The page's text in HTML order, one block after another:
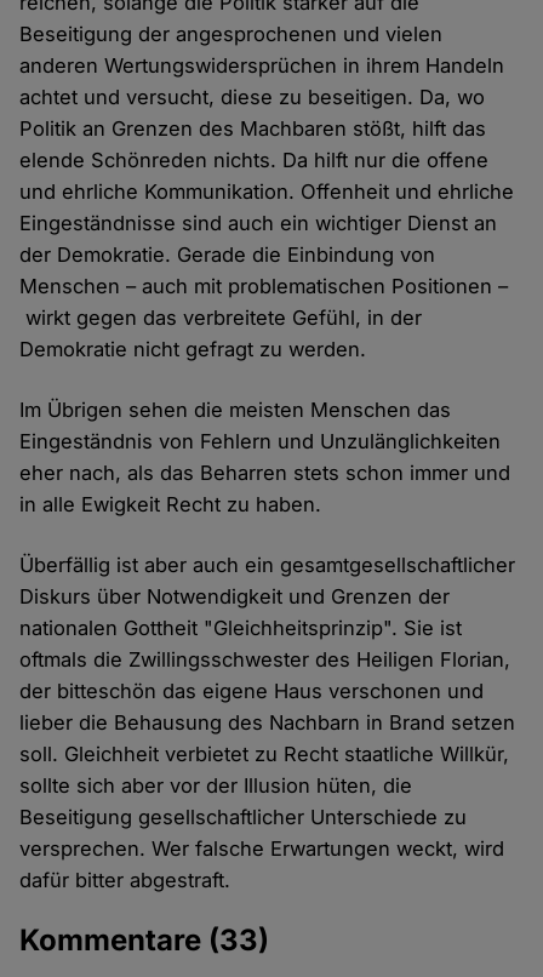
Beseitigung der angesprochenen und vielen
anderen Wertungswidersprüchen in ihrem Handeln
achtet und versucht, diese zu beseitigen. Da, wo
Politik an Grenzen des Machbaren stößt, hilft das
elende Schönreden nichts. Da hilft nur die offene
und ehrliche Kommunikation. Offenheit und ehrliche
Eingeständnisse sind auch ein wichtiger Dienst an
der Demokratie. Gerade die Einbindung von
Menschen – auch mit problematischen Positionen –
wirkt gegen das verbreitete Gefühl, in der
Demokratie nicht gefragt zu werden.
Im Übrigen sehen die meisten Menschen das
Eingeständnis von Fehlern und Unzulänglichkeiten
eher nach, als das Beharren stets schon immer und
in alle Ewigkeit Recht zu haben.
Überfällig ist aber auch ein gesamtgesellschaftlicher
Diskurs über Notwendigkeit und Grenzen der
nationalen Gottheit "Gleichheitsprinzip". Sie ist
oftmals die Zwillingsschwester des Heiligen Florian,
der bitteschön das eigene Haus verschonen und
lieber die Behausung des Nachbarn in Brand setzen
soll. Gleichheit verbietet zu Recht staatliche Willkür,
sollte sich aber vor der Illusion hüten, die
Beseitigung gesellschaftlicher Unterschiede zu
versprechen. Wer falsche Erwartungen weckt, wird
dafür bitter abgestraft.
Kommentare (33)